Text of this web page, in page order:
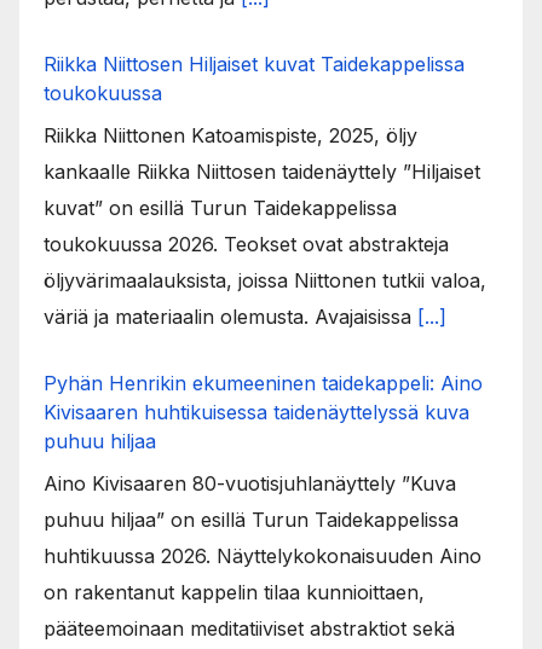
Riikka Niittosen Hiljaiset kuvat Taidekappelissa
toukokuussa
Riikka Niittonen Katoamispiste, 2025, öljy
kankaalle Riikka Niittosen taidenäyttely ”Hiljaiset
kuvat” on esillä Turun Taidekappelissa
toukokuussa 2026. Teokset ovat abstrakteja
öljyvärimaalauksista, joissa Niittonen tutkii valoa,
väriä ja materiaalin olemusta. Avajaisissa [...]
Pyhän Henrikin ekumeeninen taidekappeli: Aino
Kivisaaren huhtikuisessa taidenäyttelyssä kuva
puhuu hiljaa
Aino Kivisaaren 80-vuotisjuhlanäyttely ”Kuva
puhuu hiljaa” on esillä Turun Taidekappelissa
huhtikuussa 2026. Näyttelykokonaisuuden Aino
on rakentanut kappelin tilaa kunnioittaen,
pääteemoinaan meditatiiviset abstraktiot sekä